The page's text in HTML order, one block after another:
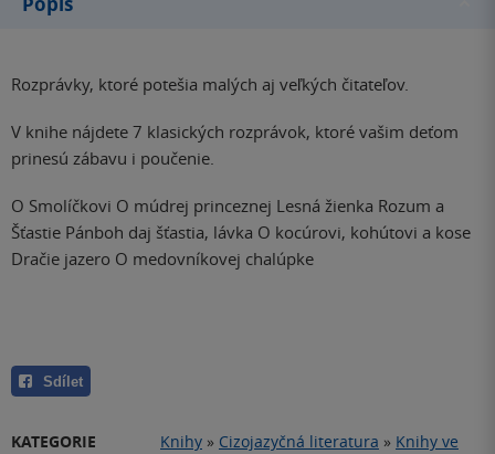
Rozprávky, ktoré potešia malých aj veľkých čitateľov.
V knihe nájdete 7 klasických rozprávok, ktoré vašim deťom
prinesú zábavu i poučenie.
O Smolíčkovi O múdrej princeznej Lesná žienka Rozum a
Šťastie Pánboh daj šťastia, lávka O kocúrovi, kohútovi a kose
Dračie jazero O medovníkovej chalúpke
Sdílet
KATEGORIE Knihy » Cizojazyčná literatura » Knihy ve